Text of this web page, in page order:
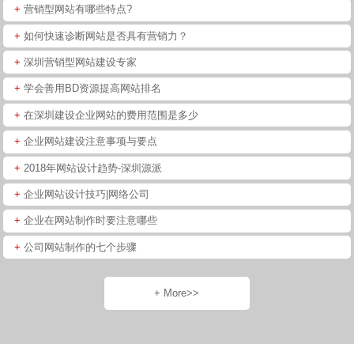
+ 营销型网站有哪些特点?
+ 如何快速诊断网站是否具有营销力？
+ 深圳营销型网站建设专家
+ 学会善用BD资源提高网站排名
+ 在深圳建设企业网站的费用范围是多少
+ 企业网站建设注意事项与要点
+ 2018年网站设计趋势-深圳源派
+ 企业网站设计技巧|网络公司
+ 企业在网站制作时要注意哪些
+ 公司网站制作的七个步骤
+ More>>